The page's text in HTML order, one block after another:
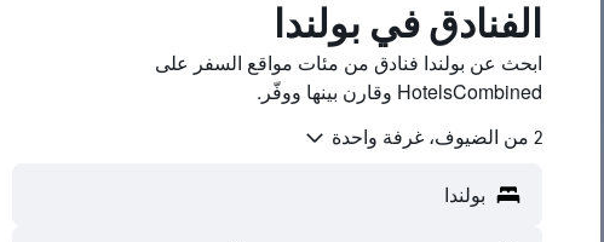
الفنادق في بولندا
ابحث عن بولندا فنادق من مئات مواقع السفر على
HotelsCombined وقارن بينها ووفّر.
2 من الضيوف، غرفة واحدة
بولندا